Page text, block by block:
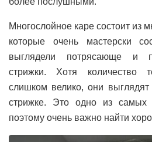
Многослойное каре состоит из
которые очень мастерски
выглядели потрясающе и
стрижки. Хотя количество
слишком велико, они
стрижке. Это одно из самых
поэтому очень важно найти